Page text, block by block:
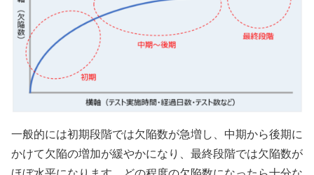
一般的には初期段階では欠陥数が急増し、中期から後期に
かけて欠陥の増加が緩やかになり、最終段階では欠陥数が